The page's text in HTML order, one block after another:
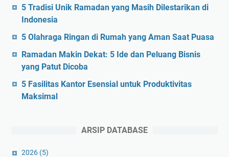
5 Tradisi Unik Ramadan yang Masih Dilestarikan di
Indonesia
5 Olahraga Ringan di Rumah yang Aman Saat Puasa
Ramadan Makin Dekat: 5 Ide dan Peluang Bisnis
yang Patut Dicoba
5 Fasilitas Kantor Esensial untuk Produktivitas
Maksimal
ARSIP DATABASE
2026 (5)